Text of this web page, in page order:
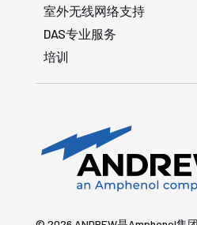
室外无线网络支持
DAS专业服务
培训